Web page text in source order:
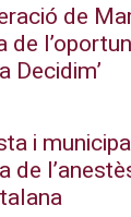
de
de
Decidim’
i
de